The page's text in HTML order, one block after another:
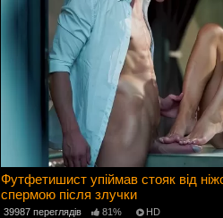
Футфетишист упіймав стояк від
спермою після злучки
39987 переглядів 81% HD